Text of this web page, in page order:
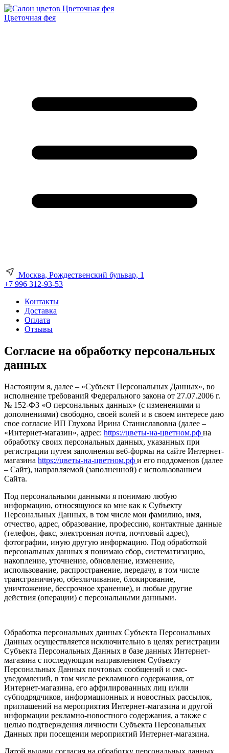
Цветочная фея
Москва, Рождественский бульвар, 1
+7 996 312-93-53
Контакты
Доставка
Оплата
Отзывы
Согласие на обработку персональных
данных
Настоящим я, далее – «Субъект Персональных Данных», во
исполнение требований Федерального закона от 27.07.2006 г.
№ 152-ФЗ «О персональных данных» (с изменениями и
дополнениями) свободно, своей волей и в своем интересе даю
свое согласие ИП Глухова Ирина Станиславовна (далее –
«Интернет-магазин», адрес: https://цветы-на-цветном.рф на
обработку своих персональных данных, указанных при
регистрации путем заполнения веб-формы на сайте Интернет-
магазина https://цветы-на-цветном.рф и его поддоменов (далее
– Сайт), направляемой (заполненной) с использованием
Сайта.
Под персональными данными я понимаю любую
информацию, относящуюся ко мне как к Субъекту
Персональных Данных, в том числе мои фамилию, имя,
отчество, адрес, образование, профессию, контактные данные
(телефон, факс, электронная почта, почтовый адрес),
фотографии, иную другую информацию. Под обработкой
персональных данных я понимаю сбор, систематизацию,
накопление, уточнение, обновление, изменение,
использование, распространение, передачу, в том числе
трансграничную, обезличивание, блокирование,
уничтожение, бессрочное хранение), и любые другие
действия (операции) с персональными данными.
Обработка персональных данных Субъекта Персональных
Данных осуществляется исключительно в целях регистрации
Субъекта Персональных Данных в базе данных Интернет-
магазина с последующим направлением Субъекту
Персональных Данных почтовых сообщений и смс-
уведомлений, в том числе рекламного содержания, от
Интернет-магазина, его аффилированных лиц и/или
субподрядчиков, информационных и новостных рассылок,
приглашений на мероприятия Интернет-магазина и другой
информации рекламно-новостного содержания, а также с
целью подтверждения личности Субъекта Персональных
Данных при посещении мероприятий Интернет-магазина.
Датой выдачи согласия на обработку персональных данных